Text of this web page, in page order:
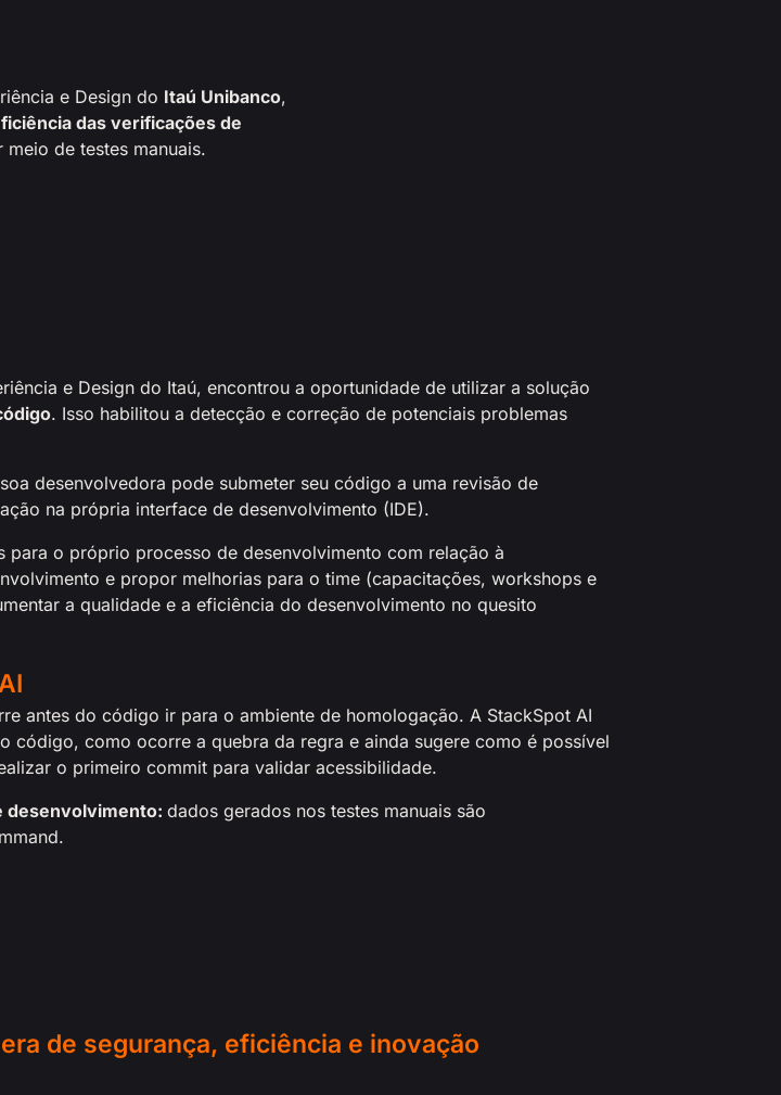
e Design do Itaú Unibanco,
das verificações de
de testes manuais.
e Design do Itaú, encontrou a oportunidade de utilizar a solução
. Isso habilitou a detecção e correção de potenciais problemas
desenvolvedora pode submeter seu código a uma revisão de
na própria interface de desenvolvimento (IDE).
o próprio processo de desenvolvimento com relação à
e propor melhorias para o time (capacitações, workshops e
a qualidade e a eficiência do desenvolvimento no quesito
antes do código ir para o ambiente de homologação. A StackSpot AI
código, como ocorre a quebra da regra e ainda sugere como é possível
o primeiro commit para validar acessibilidade.
desenvolvimento: dados gerados nos testes manuais são
de segurança, eficiência e inovação